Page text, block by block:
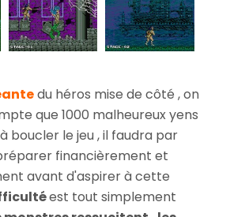
du héros mise de côté , on
que 1000 malheureux yens
boucler le jeu , il faudra par
financièrement et
avant d'aspirer à cette
est tout simplement